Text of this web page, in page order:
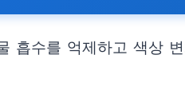
흡수를 억제하고 색상